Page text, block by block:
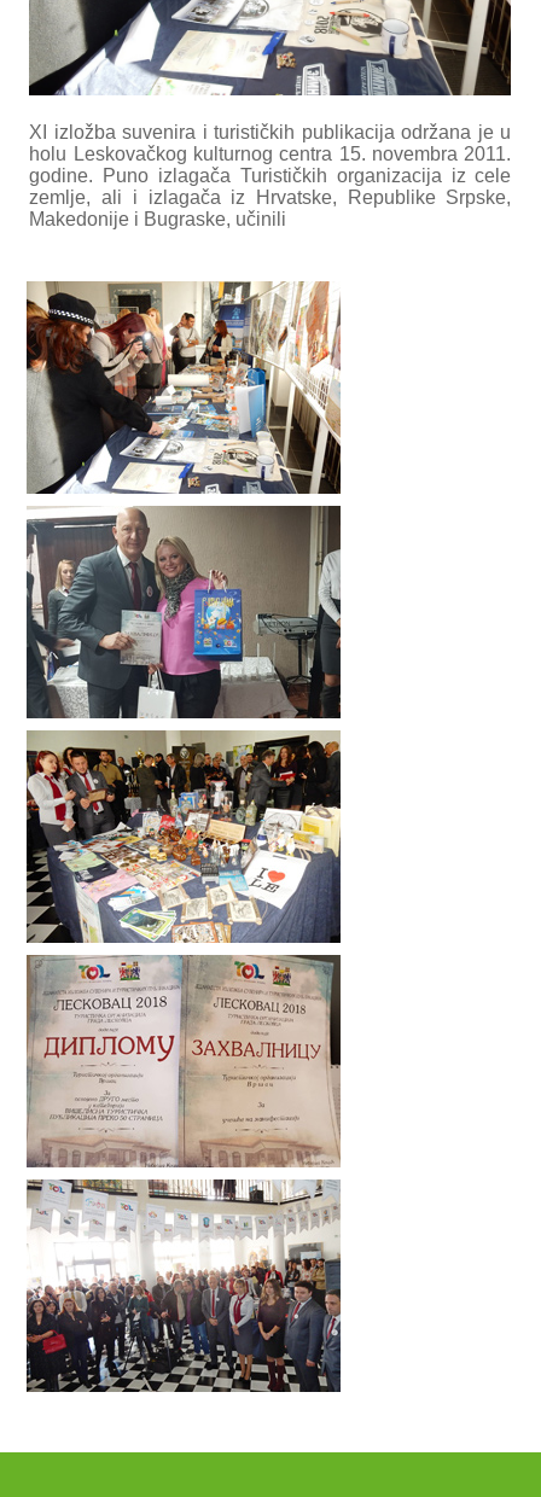
XI izložba suvenira i turističkih publikacija održana je u
holu Leskovačkog kulturnog centra 15. novembra 2011.
godine. Puno izlagača Turističkih organizacija iz cele
zemlje, ali i izlagača iz Hrvatske, Republike Srpske,
Makedonije i Bugraske, učinili